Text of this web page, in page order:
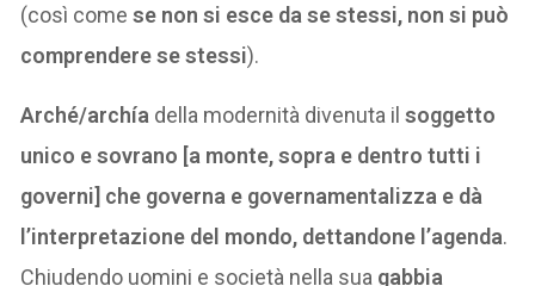
(così comese non si esce da se stessi, non si può
comprendere se stessi).
Arché/archía della modernità divenuta ilsoggetto
unico e sovrano [a monte, sopra e dentro tutti i
governi] che governa e governamentalizza e dà
l’interpretazione del mondo, dettandone l’agenda.
Chiudendo uomini e società nella sua gabbia